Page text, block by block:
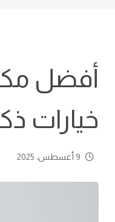
خيارات
9 أغسطس، 2025